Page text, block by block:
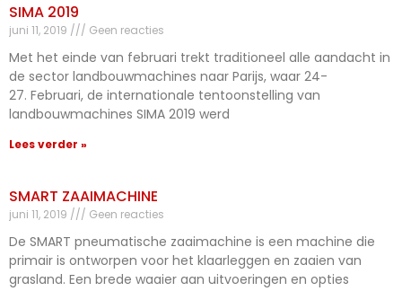
SIMA 2019
juni 11, 2019 Geen reacties
Met het einde van februari trekt traditioneel alle aandacht in
de sector landbouwmachines naar Parijs, waar 24-
27. Februari, de internationale tentoonstelling van
landbouwmachines SIMA 2019 werd
Lees verder »
SMART ZAAIMACHINE
juni 11, 2019 Geen reacties
De SMART pneumatische zaaimachine is een machine die
primair is ontworpen voor het klaarleggen en zaaien van
grasland. Een brede waaier aan uitvoeringen en opties